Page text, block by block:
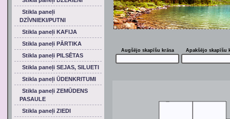
Augšējo skapīšu krāsa Apakšējo skapīšu
Stikla paneļi
DZĪVNIEKI/PUTNI
Stikla paneļi KAFIJA
Stikla paneļi PĀRTIKA
Stikla paneļi PILSĒTAS
Stikla paneļi SEJAS, SILUETI
Stikla paneļi ŪDENKRITUMI
Stikla paneļi ZEMŪDENS
PASAULE
Stikla paneļi ZIEDI